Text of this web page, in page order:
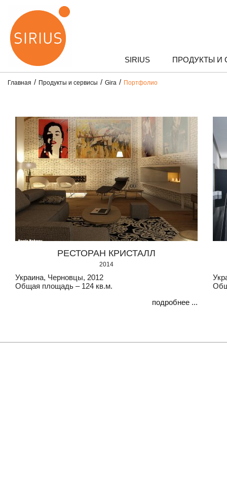
SIRIUS ПРОДУКТЫ И
Главная Продукты и сервисы Gira Портфолио
РЕСТОРАН КРИСТАЛЛ
2014
Украина, Черновцы, 2012
Общая площадь – 124 кв.м.
подробнее ...